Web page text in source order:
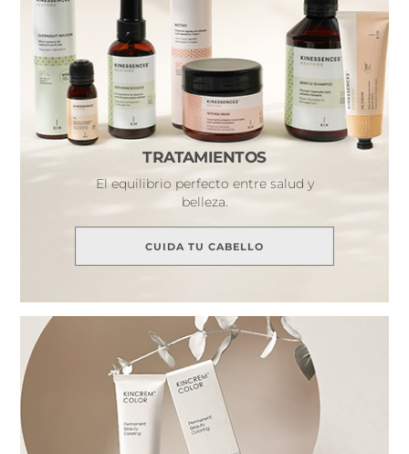
TRATAMIENTOS
El equilibrio perfecto entre salud y
belleza.
CUIDA TU CABELLO